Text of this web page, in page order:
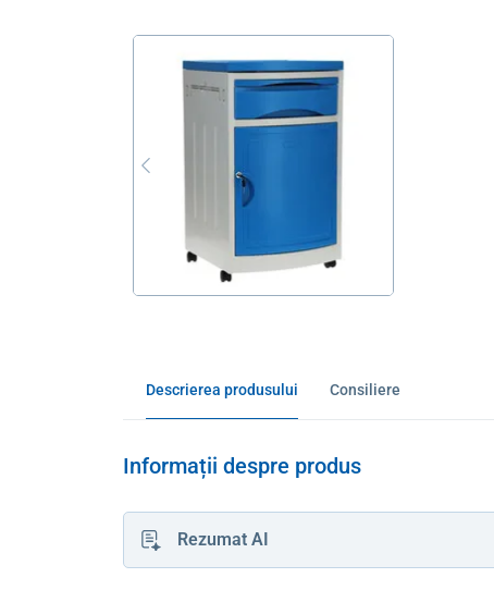
Descrierea produsului
Consiliere
Informații despre produs
Rezumat AI